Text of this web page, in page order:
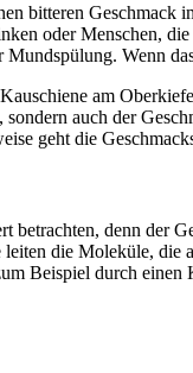
bitteren
oder Menschen,
Mundspülung. Wenn
am
auch der
geht die
betrachten, denn der
die Moleküle, die
Beispiel durch